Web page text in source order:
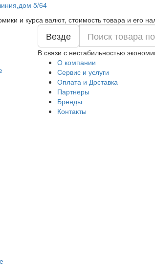
5/64
и курса валют, стоимость товара и его
Везде
В связи с нестабильностью
О компании
Сервис и услуги
Оплата и Доставка
Партнеры
Бренды
Контакты